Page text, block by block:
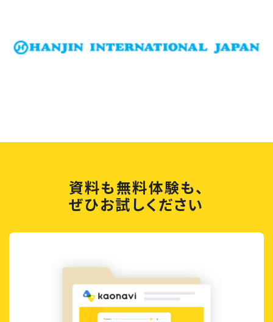
資料も無料体験も、
ぜひお試しください